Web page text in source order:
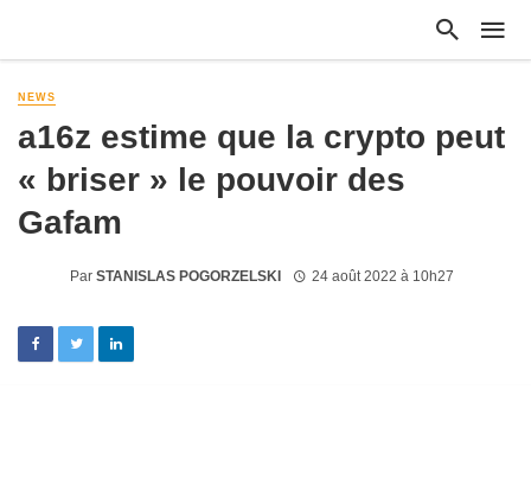
NEWS
a16z estime que la crypto peut
« briser » le pouvoir des
Gafam
Par STANISLAS POGORZELSKI 24 août 2022 à 10h27